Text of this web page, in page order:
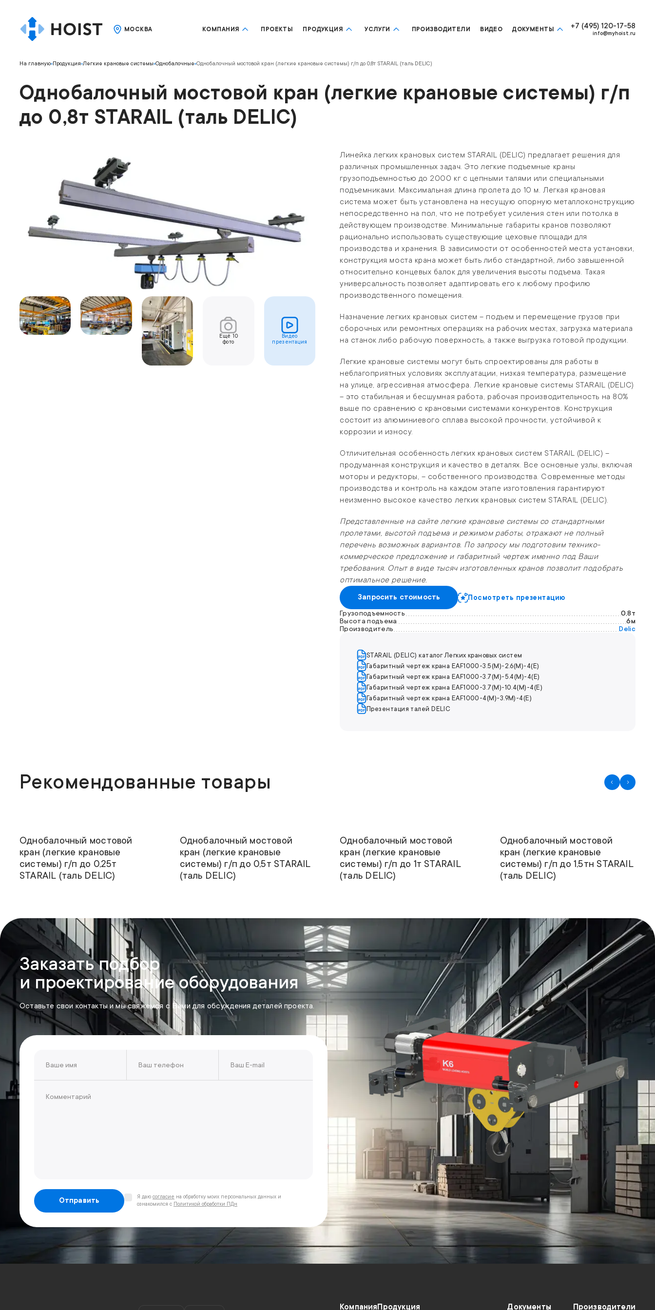
МОСКВА КОМПАНИЯ ПРОЕКТЫ ПРОДУКЦИЯ УСЛУГИ ПРОИЗВОДИТЕЛИ ВИДЕО ДОКУМЕНТЫ +7 (495) 120-17-58
info@myhoist.ru
На главную Продукция Легкие крановые системы Однобалочные Однобалочный мостовой кран (легкие крановые системы) г/п до 0,8т STARAIL (таль DELIC)
Однобалочный мостовой кран (легкие крановые системы) г/п
до 0,8т STARAIL (таль DELIC)
Ещё10
фото
Видео
презентация
Линейка легких крановых систем STARAIL (DELIC) предлагает решения для
различных промышленных задач. Это легкие подъемные краны
грузоподъемностью до 2000 кг с цепными талями или специальными
подъемниками. Максимальная длина пролета до 10 м. Легкая крановая
система может быть установлена на несущую опорную металлоконструкцию
непосредственно на пол, что не потребует усиления стен или потолка в
действующем производстве. Минимальные габариты кранов позволяют
рационально использовать существующие цеховые площади для
производства и хранения. В зависимости от особенностей места установки,
конструкция моста крана может быть либо стандартной, либо завышенной
относительно концевых балок для увеличения высоты подъема. Такая
универсальность позволяет адаптировать его к любому профилю
производственного помещения.
Назначение легких крановых систем – подъем и перемещение грузов при
сборочных или ремонтных операциях на рабочих местах, загрузка материала
на станок либо рабочую поверхность, а также выгрузка готовой продукции.
Легкие крановые системы могут быть спроектированы для работы в
неблагоприятных условиях эксплуатации, низкая температура, размещение
на улице, агрессивная атмосфера. Легкие крановые системы STARAIL (DELIC)
– это стабильная и бесшумная работа, рабочая производительность на 80%
выше по сравнению с крановыми системами конкурентов. Конструкция
состоит из алюминиевого сплава высокой прочности, устойчивой к
коррозии и износу.
Отличительная особенность легких крановых систем STARAIL (DELIC) –
продуманная конструкция и качество в деталях. Все основные узлы, включая
моторы и редукторы, – собственного производства. Современные методы
производства и контроль на каждом этапе изготовления гарантируют
неизменно высокое качество легких крановых систем STARAIL (DELIC).
Представленные на сайте легкие крановые системы со стандартными
пролетами, высотой подъема и режимом работы, отражают не полный
перечень возможных вариантов. По запросу мы подготовим технико-
коммерческое предложение и габаритный чертеж именно под Ваши
требования. Опыт в виде тысяч изготовленных кранов позволит подобрать
оптимальное решение.
Запросить стоимость Посмотреть презентацию
Грузоподъемность
0,8т
Высота подъема
6м
Производитель
Delic
STARAIL (DELIC) каталог Легких крановых систем
Габаритный чертеж крана EAF1000-3.5(M)-2.6(M)-4(E)
Габаритный чертеж крана EAF1000-3.7(M)-5.4(M)-4(E)
Габаритный чертеж крана EAF1000-3.7(M)-10.4(M)-4(E)
Габаритный чертеж крана EAF1000-4(M)-3.9M)-4(E)
Презентация талей DELIC
Рекомендованные товары
Однобалочный мостовой
кран (легкие крановые
системы) г/п до 0,25т
STARAIL (таль DELIC)
Однобалочный мостовой
кран (легкие крановые
системы) г/п до 0,5т STARAIL
(таль DELIC)
Однобалочный мостовой
кран (легкие крановые
системы) г/п до 1т STARAIL
(таль DELIC)
Однобалочный мостовой
кран (легкие крановые
системы) г/п до 1,5тн STARAIL
(таль DELIC)
Заказать подбор
и проектирование оборудования
Оставьте свои контакты и мы свяжемся с Вами для обсуждения деталей проекта.
Отправить Я даю согласие на обработку моих персональных данных и
ознакомился с Политикой обработки ПДн
Компания Продукция Документы Производители